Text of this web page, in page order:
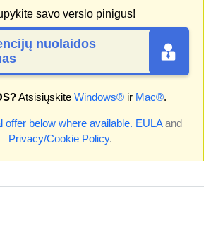
savo verslo pinigus!
nuolaidos
Atsisiųskite Windows®ir Mac®.
offer below where available. EULAand
Privacy/Cookie Policy.